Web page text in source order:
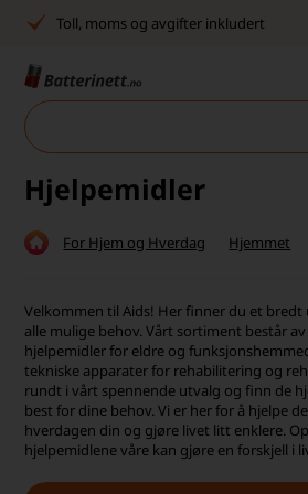
Toll, moms og avgifter inkludert
30 dagers full returrett
Høy
Leveringstid 2-5 arbeidsdager
30 dagers full returrett
Billig frakt
Tlf. er stengt uke 27–32
Høy
Hjelpemidler
For Hjem og Hverdag Hjemmet
Velkommen til Aids! Her finner du et
alle mulige behov. Vårt sortiment består
hjelpemidler for eldre og
tekniske apparater for rehabilitering og
rundt i vårt spennende utvalg og finn de
best for dine behov. Vi er her for å hjelpe
hverdagen din og gjøre livet litt enklere.
hjelpemidlene våre kan gjøre en forskjell i